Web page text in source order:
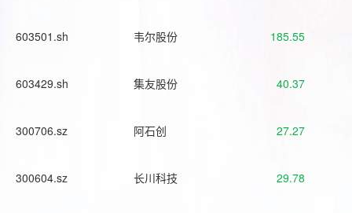
603501.sh 韦尔股份 185.55
603429.sh 集友股份 40.37
300706.sz 阿石创 27.27
300604.sz 长川科技 29.78